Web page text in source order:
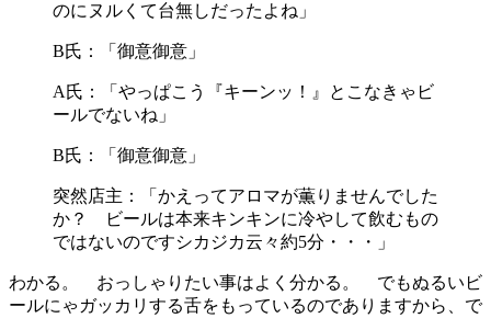
のにヌルくて台無しだったよね」
B氏：「御意御意」
A氏：「やっぱこう『キーンッ！』とこなきゃビ
ールでないね」
B氏：「御意御意」
突然店主：「かえってアロマが薫りませんでした
か？ ビールは本来キンキンに冷やして飲むもの
ではないのですシカジカ云々約5分・・・」
わかる。 おっしゃりたい事はよく分かる。 でもぬるいビ
ールにゃガッカリする舌をもっているのでありますから、で